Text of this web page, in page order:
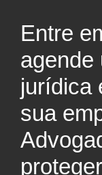
Entre
agende
jurídica
sua